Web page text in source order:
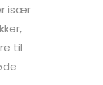
især
til